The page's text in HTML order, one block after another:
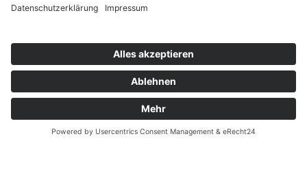
Herzwerk · Kölner Landstraße 169 · 40591
duesseldorf.de
Impressum·Datenschutz